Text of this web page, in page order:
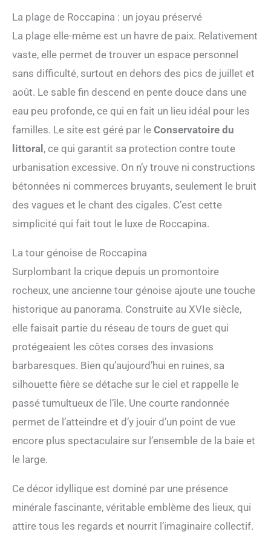
La plage de Roccapina : un joyau préservé
La plage elle-même est un havre de paix. Relativement
vaste, elle permet de trouver un espace personnel
sans difficulté, surtout en dehors des pics de juillet et
août. Le sable fin descend en pente douce dans une
eau peu profonde, ce qui en fait un lieu idéal pour les
familles. Le site est géré par le Conservatoire du
littoral, ce qui garantit sa protection contre toute
urbanisation excessive. On n’y trouve ni constructions
bétonnées ni commerces bruyants, seulement le bruit
des vagues et le chant des cigales. C’est cette
simplicité qui fait tout le luxe de Roccapina.
La tour génoise de Roccapina
Surplombant la crique depuis un promontoire
rocheux, une ancienne tour génoise ajoute une touche
historique au panorama. Construite au XVIe siècle,
elle faisait partie du réseau de tours de guet qui
protégeaient les côtes corses des invasions
barbaresques. Bien qu’aujourd’hui en ruines, sa
silhouette fière se détache sur le ciel et rappelle le
passé tumultueux de l’île. Une courte randonnée
permet de l’atteindre et d’y jouir d’un point de vue
encore plus spectaculaire sur l’ensemble de la baie et
le large.
Ce décor idyllique est dominé par une présence
minérale fascinante, véritable emblème des lieux, qui
attire tous les regards et nourrit l’imaginaire collectif.